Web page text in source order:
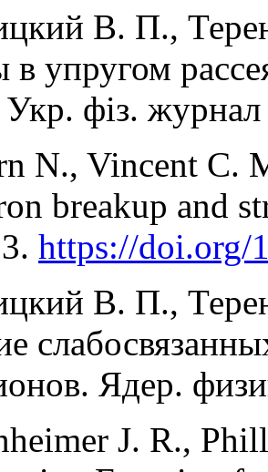
В. П.,
в упругом
фіз.
N., Vincent C.
breakup and
https://doi.org/
В. П.,
Ядер.
J. R.,